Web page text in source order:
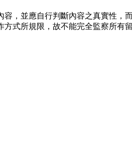
，並應自行判斷內容之真實性，
式所規限，故不能完全監察所有